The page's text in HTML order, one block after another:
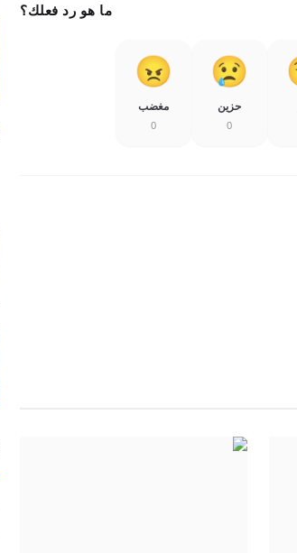
ما هو رد فعلك؟
حزين
0
مغضب
0